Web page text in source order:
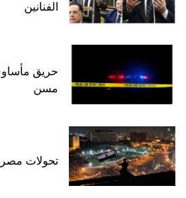
الفنانين
حريق
مسن
تحولات مصر منذ 2014